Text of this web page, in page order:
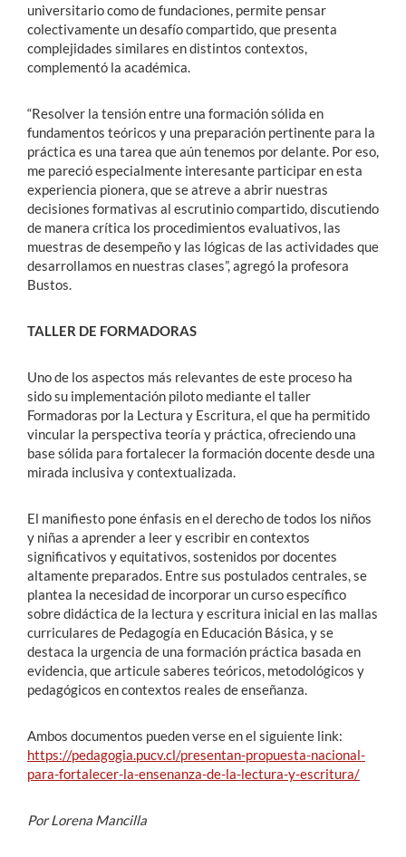
universitario como de fundaciones, permite pensar
colectivamente un desafío compartido, que presenta
complejidades similares en distintos contextos,
complementó la académica.
“Resolver la tensión entre una formación sólida en
fundamentos teóricos y una preparación pertinente para la
práctica es una tarea que aún tenemos por delante. Por eso,
me pareció especialmente interesante participar en esta
experiencia pionera, que se atreve a abrir nuestras
decisiones formativas al escrutinio compartido, discutiendo
de manera crítica los procedimientos evaluativos, las
muestras de desempeño y las lógicas de las actividades que
desarrollamos en nuestras clases”, agregó la profesora
Bustos.
TALLER DE FORMADORAS
Uno de los aspectos más relevantes de este proceso ha
sido su implementación piloto mediante el taller
Formadoras por la Lectura y Escritura, el que ha permitido
vincular la perspectiva teoría y práctica, ofreciendo una
base sólida para fortalecer la formación docente desde una
mirada inclusiva y contextualizada.
El manifiesto pone énfasis en el derecho de todos los niños
y niñas a aprender a leer y escribir en contextos
significativos y equitativos, sostenidos por docentes
altamente preparados. Entre sus postulados centrales, se
plantea la necesidad de incorporar un curso específico
sobre didáctica de la lectura y escritura inicial en las mallas
curriculares de Pedagogía en Educación Básica, y se
destaca la urgencia de una formación práctica basada en
evidencia, que articule saberes teóricos, metodológicos y
pedagógicos en contextos reales de enseñanza.
Ambos documentos pueden verse en el siguiente link:
https://pedagogia.pucv.cl/presentan-propuesta-nacional-
para-fortalecer-la-ensenanza-de-la-lectura-y-escritura/
Por Lorena Mancilla